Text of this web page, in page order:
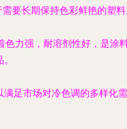
要长期保持色彩鲜艳的塑料
力强，耐溶剂性好，是涂
足市场对冷色调的多样化